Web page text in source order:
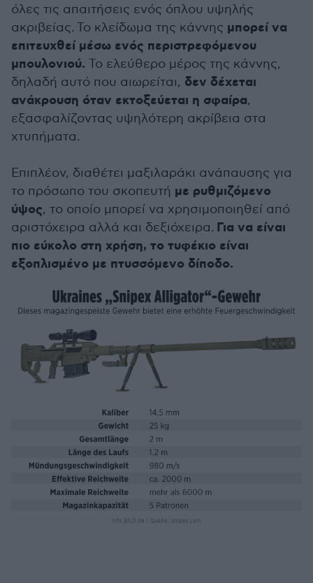
όλες τις απαιτήσεις ενός όπλου υψηλής
ακριβείας. Το κλείδωμα της κάννης μπορεί να
επιτευχθεί μέσω ενός περιστρεφόμενου
μπουλονιού. Το ελεύθερο μέρος της κάννης,
δηλαδή αυτό που αιωρείται, δεν δέχεται
ανάκρουση όταν εκτοξεύεται η σφαίρα,
εξασφαλίζοντας υψηλότερη ακρίβεια στα
χτυπήματα.
Επιπλέον, διαθέτει μαξιλαράκι ανάπαυσης για
το πρόσωπο του σκοπευτή με ρυθμιζόμενο
ύψος, το οποίο μπορεί να χρησιμοποιηθεί από
αριστόχειρα αλλά και δεξιόχειρα. Για να είναι
πιο εύκολο στη χρήση, το τυφέκιο είναι
εξοπλισμένο με πτυσσόμενο δίποδο.